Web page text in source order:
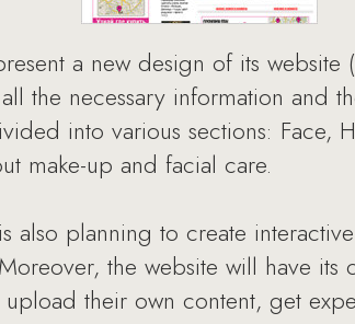
a new design of its website (
the necessary information and
into various sections: Face,
make-up and facial care.
is also planning to create
the website will have its
their own content, get